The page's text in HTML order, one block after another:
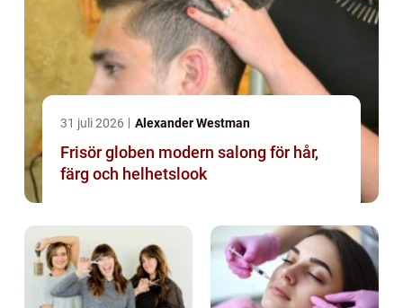
31 juli 2026 Alexander Westman
Frisör globen modern salong för hår,
färg och helhetslook